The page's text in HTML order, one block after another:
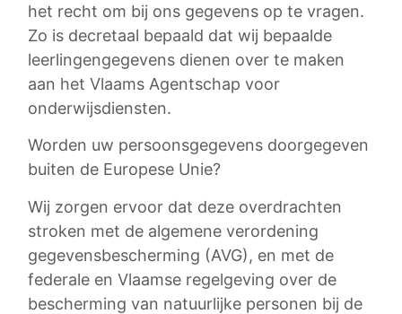
het recht om bij ons gegevens op te vragen.
Zo is decretaal bepaald dat wij bepaalde
leerlingengegevens dienen over te maken
aan het Vlaams Agentschap voor
onderwijsdiensten.
Worden uw persoonsgegevens doorgegeven
buiten de Europese Unie?
Wij zorgen ervoor dat deze overdrachten
stroken met de algemene verordening
gegevensbescherming (AVG), en met de
federale en Vlaamse regelgeving over de
bescherming van natuurlijke personen bij de